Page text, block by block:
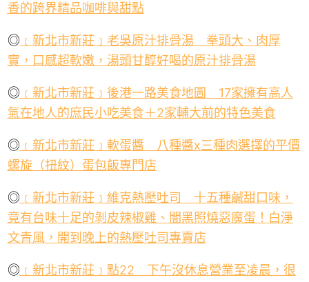
香的跨界精品咖啡與甜點
◎ ﹝新北市新莊﹞老吳原汁排骨湯 拳頭大、肉厚
實，口感超軟嫩，湯頭甘醇好喝的原汁排骨湯
◎ ﹝新北市新莊﹞後港一路美食地圖 17家擁有高人
氣在地人的庶民小吃美食＋2家輔大前的特色美食
◎ ﹝新北市新莊﹞軟蛋醬 八種醬x三種肉選擇的平價
螺旋（扭紋）蛋包飯專門店
◎ ﹝新北市新莊﹞維克熱壓吐司 十五種鹹甜口味，
竟有台味十足的剝皮辣椒雞、闇黑照燒惡魔蛋！白淨
文青風，開到晚上的熱壓吐司專賣店
◎ ﹝新北市新莊﹞點22 下午沒休息營業至凌晨，很